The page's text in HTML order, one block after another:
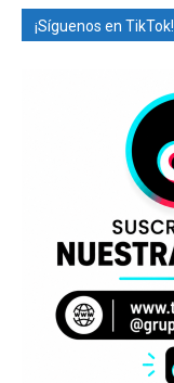
¡Síguenos en TikTok!